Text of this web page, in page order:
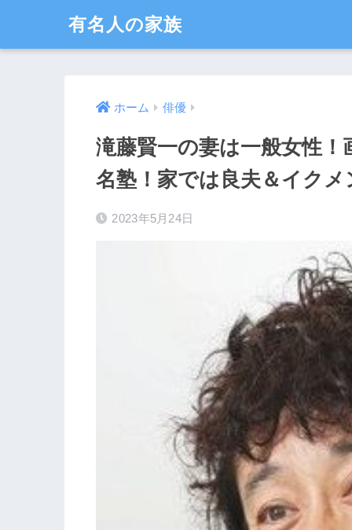
有名人の家族
ホーム 俳優
滝藤賢一の妻は一般女性
名塾！家では良夫＆イクメ
2023年5月24日